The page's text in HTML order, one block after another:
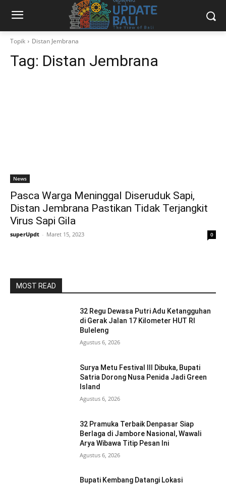
Topik Distan Jembrana
Tag: Distan Jembrana
News
Pasca Warga Meninggal Diseruduk Sapi,
Distan Jembrana Pastikan Tidak Terjangkit
Virus Sapi Gila
superUpdt - Maret 15, 2023 0
MOST READ
32 Regu Dewasa Putri Adu Ketangguhan
di Gerak Jalan 17 Kilometer HUT RI
Buleleng
Agustus 6, 2026
Surya Metu Festival III Dibuka, Bupati
Satria Dorong Nusa Penida Jadi Green
Island
Agustus 6, 2026
32 Pramuka Terbaik Denpasar Siap
Berlaga di Jambore Nasional, Wawali
Arya Wibawa Titip Pesan Ini
Agustus 6, 2026
Bupati Kembang Datangi Lokasi